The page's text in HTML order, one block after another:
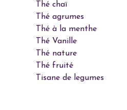
Thé chaï
Thé agrumes
Thé à la menthe
Thé Vanille
Thé nature
Thé fruité
Tisane de legumes